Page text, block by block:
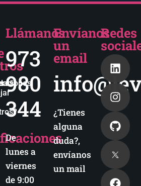
Llámanos
973
980
344
De
lunes a
viernes
de 9:00
Envíanos
un
email
¿Tienes
alguna
duda?,
envíanos
un mail
Redes